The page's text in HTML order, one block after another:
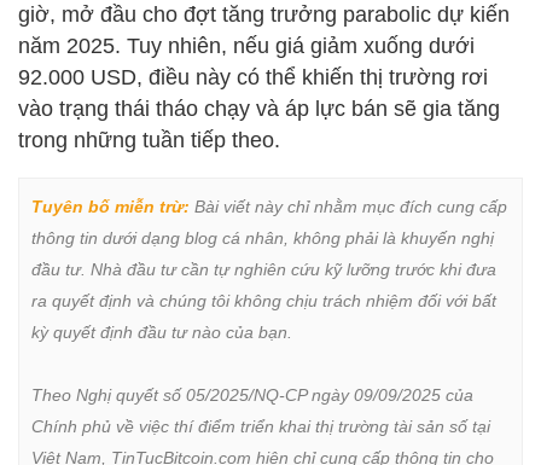
giờ, mở đầu cho đợt tăng trưởng parabolic dự kiến
năm 2025. Tuy nhiên, nếu giá giảm xuống dưới
92.000 USD, điều này có thể khiến thị trường rơi
vào trạng thái tháo chạy và áp lực bán sẽ gia tăng
trong những tuần tiếp theo.
Tuyên bố miễn trừ: Bài viết này chỉ nhằm mục đích cung cấp
thông tin dưới dạng blog cá nhân, không phải là khuyến nghị
đầu tư. Nhà đầu tư cần tự nghiên cứu kỹ lưỡng trước khi đưa
ra quyết định và chúng tôi không chịu trách nhiệm đối với bất
kỳ quyết định đầu tư nào của bạn.
Theo Nghị quyết số 05/2025/NQ-CP ngày 09/09/2025 của
Chính phủ về việc thí điểm triển khai thị trường tài sản số tại
Việt Nam, TinTucBitcoin.com hiện chỉ cung cấp thông tin cho